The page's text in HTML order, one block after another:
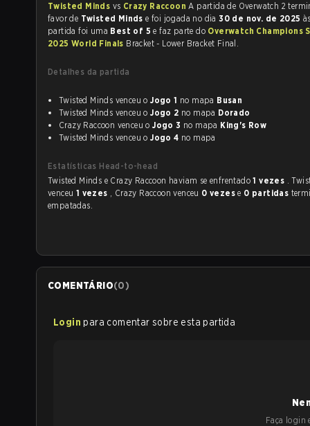
Twisted Minds vs Crazy Raccoon A partida de
favor de Twisted Minds e foi jogada no dia30 de nov. de 2025 às
partida foi uma Best of 5e faz parte do Overwatch Champions
2025 World Finals Bracket - Lower Bracket Final.
Detalhes da partida
Twisted Minds venceu oJogo 1 no mapa Busan
Twisted Minds venceu oJogo 2 no mapa Dorado
Crazy Raccoon venceu oJogo 3 no mapa King's Row
Twisted Minds venceu oJogo 4 no mapa
Estatísticas Head-to-head
Twisted Minds e Crazy Raccoon haviam se enfrentado1 vezes .
venceu 1 vezes , Crazy Raccoon venceu 0 vezese 0 partidas
empatadas.
COMENTÁRIO(0)
Login para comentar sobre esta partida
Faça login